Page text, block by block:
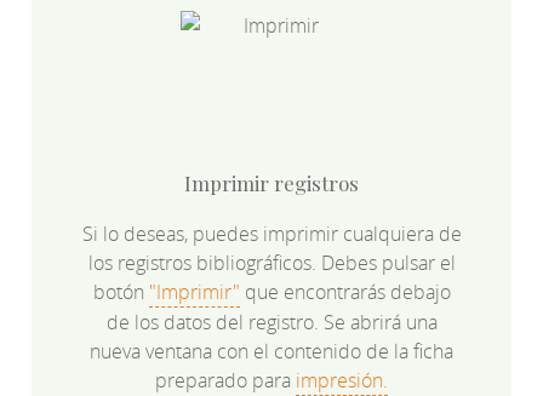
Imprimir registros
Si lo deseas, puedes imprimir cualquiera de
los registros bibliográficos. Debes pulsar el
botón "Imprimir" que encontrarás debajo
de los datos del registro. Se abrirá una
nueva ventana con el contenido de la ficha
preparado para impresión.